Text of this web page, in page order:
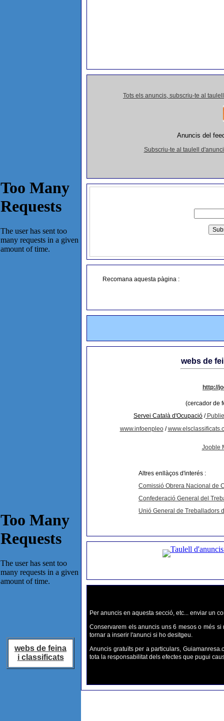
webs de feina
i classificats
Tots els anuncis, subscriu-te al
Anuncis del
Subscriu-te al taulell
Recomana aquesta pàgina :
webs de
http://
(cercador de
Servei Català d'Ocupació /
www.infoenpleo/
Jooble
Altres enllàços d'interés :
Comissió Obrera Nacional de
Confederació General del
Unió General de Treballadors
Per anuncis en aquesta secció, etc... enviar un
Conservarem els anuncis uns 6 mesos o més
tornar a inserir l'anunci si ho desitgeu.
Anuncis gratuïts per a particulars,
tota la responsabilitat dels efectes que pugui